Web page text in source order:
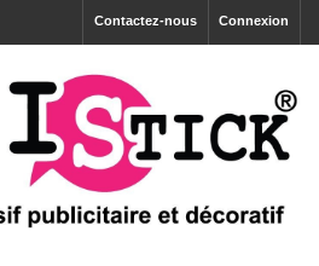
Connexion
Contactez-nous